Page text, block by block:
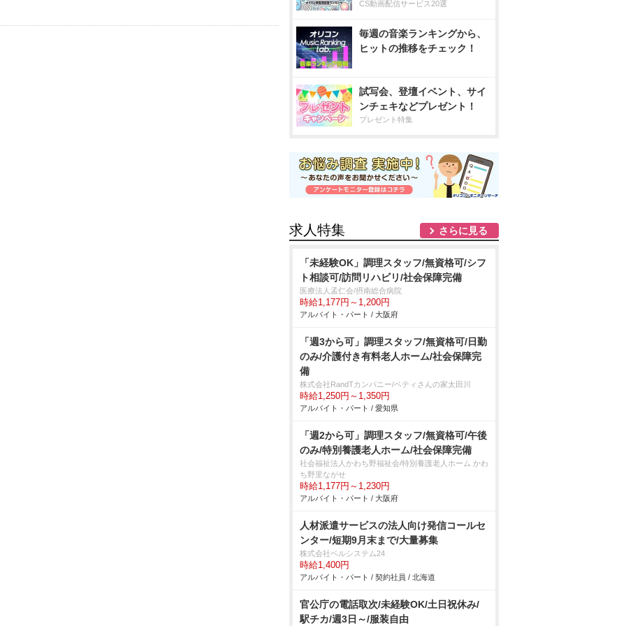
CS動画配信サービス20選
毎週の音楽ランキングから、
ヒットの推移をチェック！
試写会、登壇イベント、サイ
ンチェキなどプレゼント！
プレゼント特集
求人特集 さらに見る
「未経験OK」調理スタッフ/無資格可/シフ
ト相談可/訪問リハビリ/社会保障完備
医療法人孟仁会/摂南総合病院
時給1,177円～1,200円
アルバイト・パート / 大阪府
「週3から可」調理スタッフ/無資格可/日勤
のみ/介護付き有料老人ホーム/社会保障完
備
株式会社RandTカンパニー/ベティさんの家太田川
時給1,250円～1,350円
アルバイト・パート / 愛知県
「週2から可」調理スタッフ/無資格可/午後
のみ/特別養護老人ホーム/社会保障完備
社会福祉法人かわち野福祉会/特別養護老人ホーム かわ
ち野里ながせ
時給1,177円～1,230円
アルバイト・パート / 大阪府
人材派遣サービスの法人向け発信コールセ
ンター/短期9月末まで/大量募集
株式会社ベルシステム24
時給1,400円
アルバイト・パート / 契約社員 / 北海道
官公庁の電話取次/未経験OK/土日祝休み/
駅チカ/週3日～/服装自由